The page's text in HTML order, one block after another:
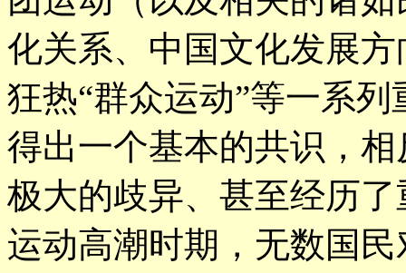
化关系、中国文化发展
狂热“群众运动”等一系
得出一个基本的共识，
极大的歧异、甚至经历
运动高潮时期，无数国